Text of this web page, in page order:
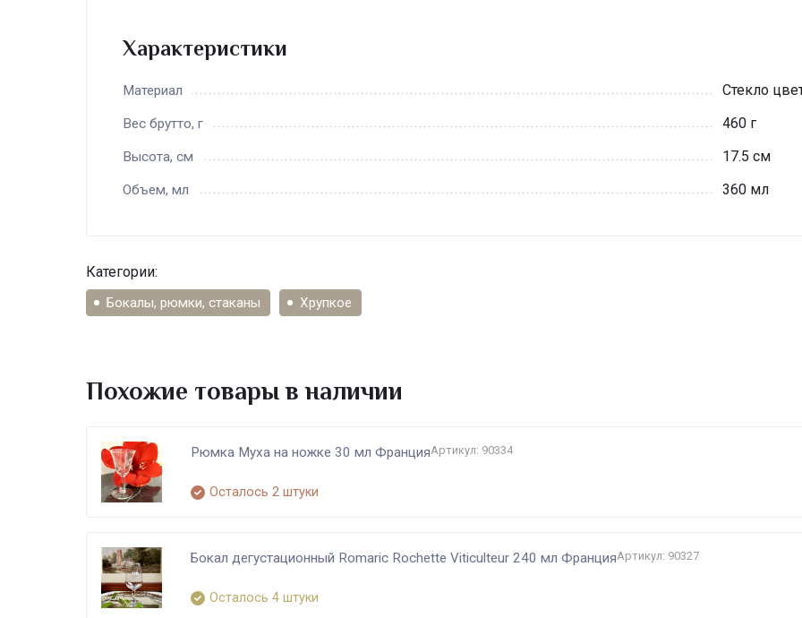
Характеристики
Материал Стекло
Вес брутто, г 460 г
Высота, см 17.5 см
Объем, мл 360 мл
Категории:
Бокалы, рюмки, стаканы Хрупкое
Похожие товары в наличии
Рюмка Муха на ножке 30 мл ФранцияАртикул: 90334
Осталось 2 штуки
Бокал дегустационный Romaric Rochette Viticulteur 240 мл ФранцияАртикул: 90327
Осталось 4 штуки